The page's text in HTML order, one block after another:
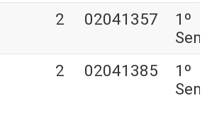
2 02041357
1º
2 02041385
1º